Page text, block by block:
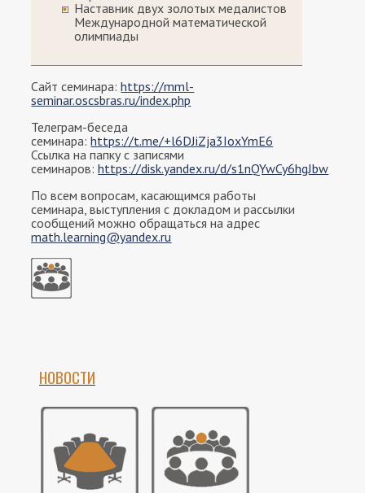
Наставник двух золотых медалистов
Международной математической
олимпиады
Сайт семинара:https://mml-
seminar.oscsbras.ru/index.php
Телеграм-беседа
семинара:https://t.me/+l6DJiZja3IoxYmE6
Ссылка на папку с записями
семинаров:https://disk.yandex.ru/d/s1nQYwCy6hgJbw
По всем вопросам, касающимся работы
семинара, выступления с докладом и рассылки
сообщений можно обращаться на адрес
math.learning@yandex.ru
НОВОСТИ